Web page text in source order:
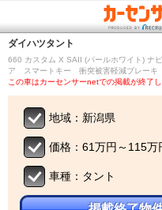
ダイハツタント
660 カスタム X SAII (パールホワイト)
ア スマートキー 衝突被害軽減ブレー
この車はカーセンサーnetでの掲載が終了し
地域：新潟県
価格：61万円～115万
車種：タント